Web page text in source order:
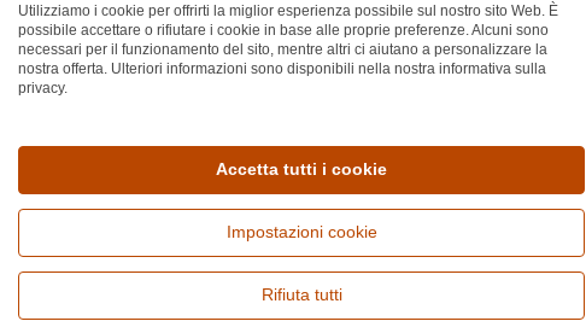
Utilizziamo i cookie per offrirti la miglior esperienza possibile sul nostro sito Web. È
possibile accettare o rifiutare i cookie in base alle proprie preferenze. Alcuni sono
necessari per il funzionamento del sito, mentre altri ci aiutano a personalizzare la
nostra offerta. Ulteriori informazioni sono disponibili nella nostra informativa sulla
privacy.
Accetta tutti i cookie
Impostazioni cookie
Rifiuta tutti